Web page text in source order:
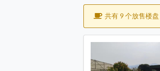
共有 9 个放售楼盘